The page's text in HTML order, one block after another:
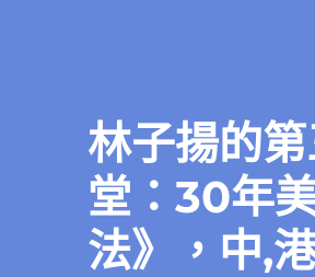
林子揚的
堂：30年
法》，中,